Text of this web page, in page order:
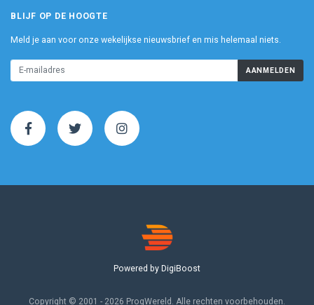
BLIJF OP DE HOOGTE
Meld je aan voor onze wekelijkse nieuwsbrief en mis helemaal niets.
AANMELDEN
Powered by DigiBoost
Copyright © 2001 - 2026 ProgWereld. Alle rechten voorbehouden.